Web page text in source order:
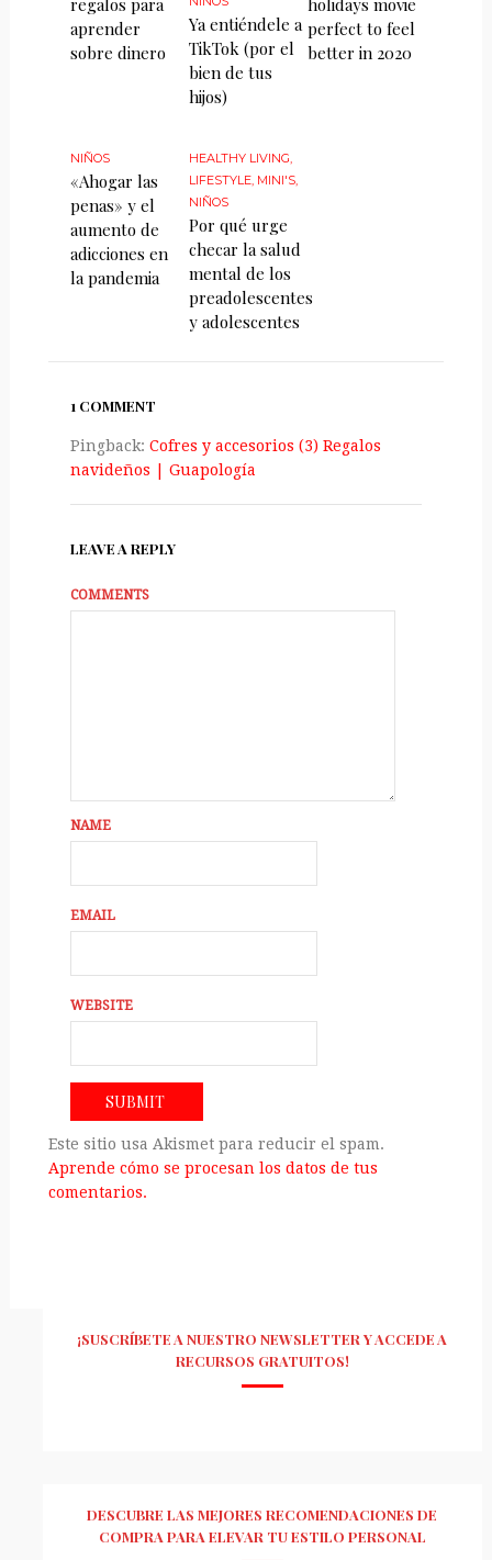
regalos para
aprender
sobre dinero
Ya entiéndele a
TikTok (por el
bien de tus
hijos)
holidays movie
perfect to feel
better in 2020
NIÑOS
«Ahogar las
penas» y el
aumento de
adicciones en
la pandemia
HEALTHY LIVING,
LIFESTYLE, MINI'S,
NIÑOS
Por qué urge
checar la salud
mental de los
preadolescentes
y adolescentes
1 COMMENT
Pingback: Cofres y accesorios (3) Regalos
navideños | Guapologí­a
LEAVE A REPLY
COMMENTS
NAME
EMAIL
WEBSITE
Este sitio usa Akismet para reducir el spam.
Aprende cómo se procesan los datos de tus
comentarios.
¡SUSCRÍBETE A NUESTRO NEWSLETTER Y ACCEDE A
RECURSOS GRATUITOS!
DESCUBRE LAS MEJORES RECOMENDACIONES DE
COMPRA PARA ELEVAR TU ESTILO PERSONAL